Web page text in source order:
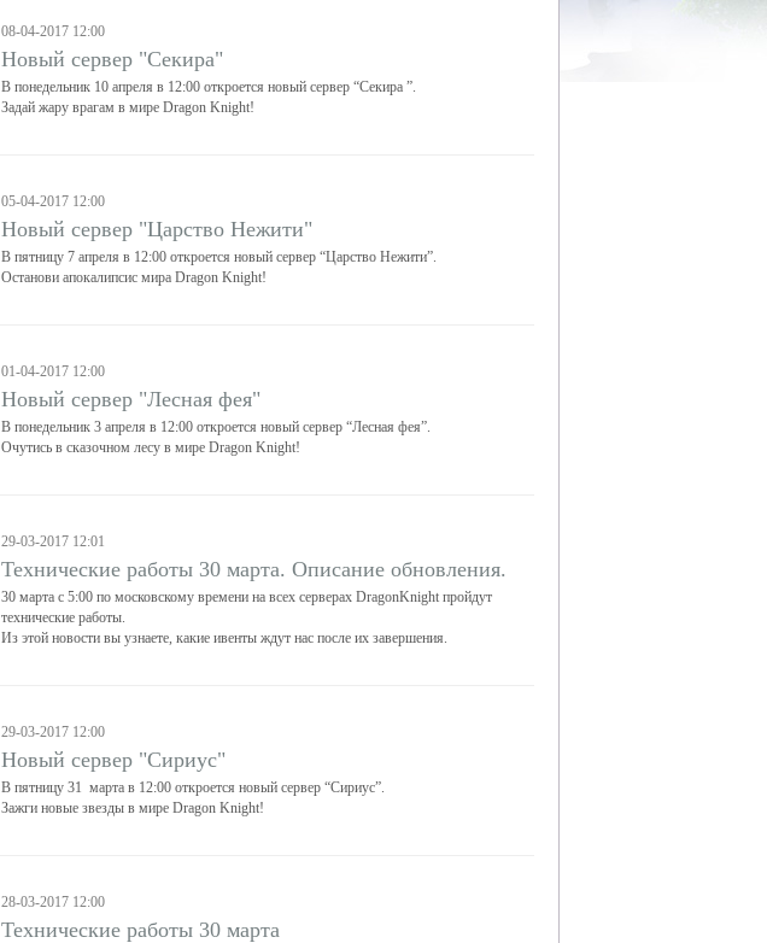
08-04-2017 12:00
Новый сервер "Секира"
В понедельник 10 апреля в 12:00 откроется новый сервер “Секира ”.
Задай жару врагам в мире Dragon Knight!
05-04-2017 12:00
Новый сервер "Царство Нежити"
В пятницу 7 апреля в 12:00 откроется новый сервер “Царство Нежити”.
Останови апокалипсис мира Dragon Knight!
01-04-2017 12:00
Новый сервер "Лесная фея"
В понедельник 3 апреля в 12:00 откроется новый сервер “Лесная фея”.
Очутись в сказочном лесу в мире Dragon Knight!
29-03-2017 12:01
Технические работы 30 марта. Описание обновления.
30 марта с 5:00 по московскому времени на всех серверах DragonKnight пройдут
технические работы.
Из этой новости вы узнаете, какие ивенты ждут нас после их завершения.
29-03-2017 12:00
Новый сервер "Сириус"
В пятницу 31 марта в 12:00 откроется новый сервер “Сириус”.
Зажги новые звезды в мире Dragon Knight!
28-03-2017 12:00
Технические работы 30 марта